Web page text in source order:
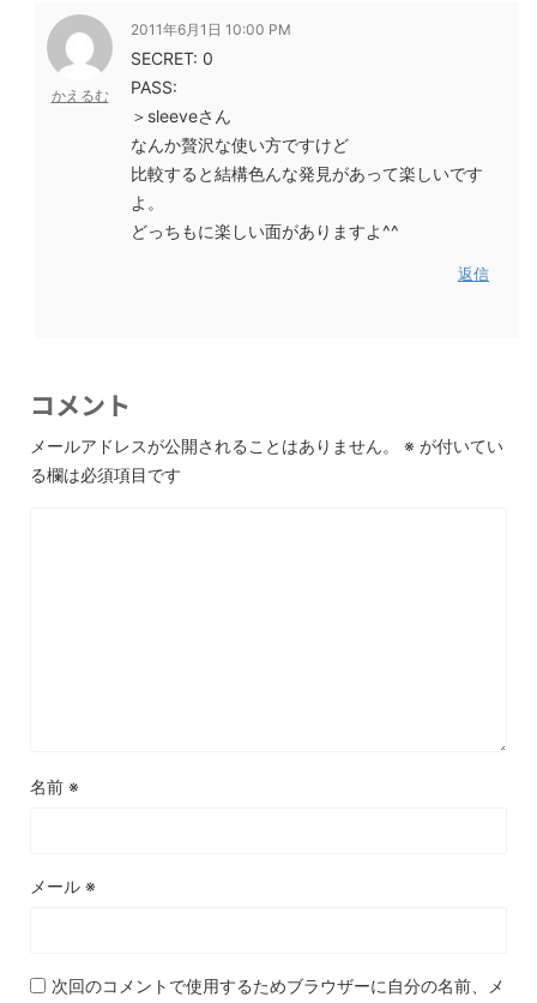
かえるむ
2011年6月1日 10:00 PM
SECRET: 0
PASS:
＞sleeveさん
なんか贅沢な使い方ですけど
比較すると結構色んな発見があって楽しいです
よ。
どっちもに楽しい面がありますよ^^
返信
コメント
メールアドレスが公開されることはありません。 ※ が付いてい
る欄は必須項目です
名前 ※
メール ※
次回のコメントで使用するためブラウザーに自分の名前、メ